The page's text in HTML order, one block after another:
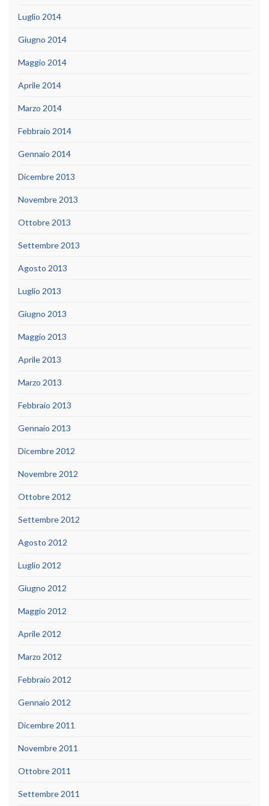
Luglio 2014
Giugno 2014
Maggio 2014
Aprile 2014
Marzo 2014
Febbraio 2014
Gennaio 2014
Dicembre 2013
Novembre 2013
Ottobre 2013
Settembre 2013
Agosto 2013
Luglio 2013
Giugno 2013
Maggio 2013
Aprile 2013
Marzo 2013
Febbraio 2013
Gennaio 2013
Dicembre 2012
Novembre 2012
Ottobre 2012
Settembre 2012
Agosto 2012
Luglio 2012
Giugno 2012
Maggio 2012
Aprile 2012
Marzo 2012
Febbraio 2012
Gennaio 2012
Dicembre 2011
Novembre 2011
Ottobre 2011
Settembre 2011